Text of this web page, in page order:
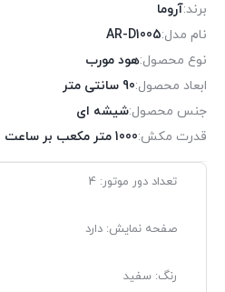
برند:آروما
نام مدل:AR-D1005
نوع محصول:هود مورب
ابعاد محصول:90 سانتی متر
جنس محصول:شیشه ای
قدرت مکش:1000 متر مکعب بر ساعت
تعداد دور موتور: 4
صفحه نمایش: دارد
رنگ: سفید